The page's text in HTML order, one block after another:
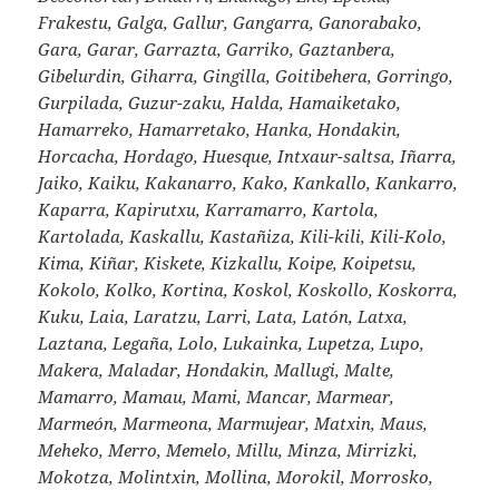
Frakestu, Galga, Gallur, Gangarra, Ganorabako,
Gara, Garar, Garrazta, Garriko, Gaztanbera,
Gibelurdin, Giharra, Gingilla, Goitibehera, Gorringo,
Gurpilada, Guzur-zaku, Halda, Hamaiketako,
Hamarreko, Hamarretako, Hanka, Hondakin,
Horcacha, Hordago, Huesque, Intxaur-saltsa, Iñarra,
Jaiko, Kaiku, Kakanarro, Kako, Kankallo, Kankarro,
Kaparra, Kapirutxu, Karramarro, Kartola,
Kartolada, Kaskallu, Kastañiza, Kili-kili, Kili-Kolo,
Kima, Kiñar, Kiskete, Kizkallu, Koipe, Koipetsu,
Kokolo, Kolko, Kortina, Koskol, Koskollo, Koskorra,
Kuku, Laia, Laratzu, Larri, Lata, Latón, Latxa,
Laztana, Legaña, Lolo, Lukainka, Lupetza, Lupo,
Makera, Maladar, Hondakin, Mallugi, Malte,
Mamarro, Mamau, Mami, Mancar, Marmear,
Marmeón, Marmeona, Marmujear, Matxin, Maus,
Meheko, Merro, Memelo, Millu, Minza, Mirrizki,
Mokotza, Molintxin, Mollina, Morokil, Morrosko,